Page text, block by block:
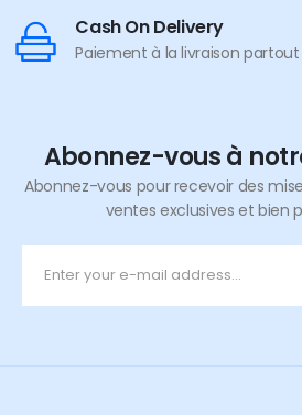
Cash On Delivery
Paiement à la livraison
Abonnez-vous à
Abonnez-vous pour recevoir des
ventes exclusives et bien